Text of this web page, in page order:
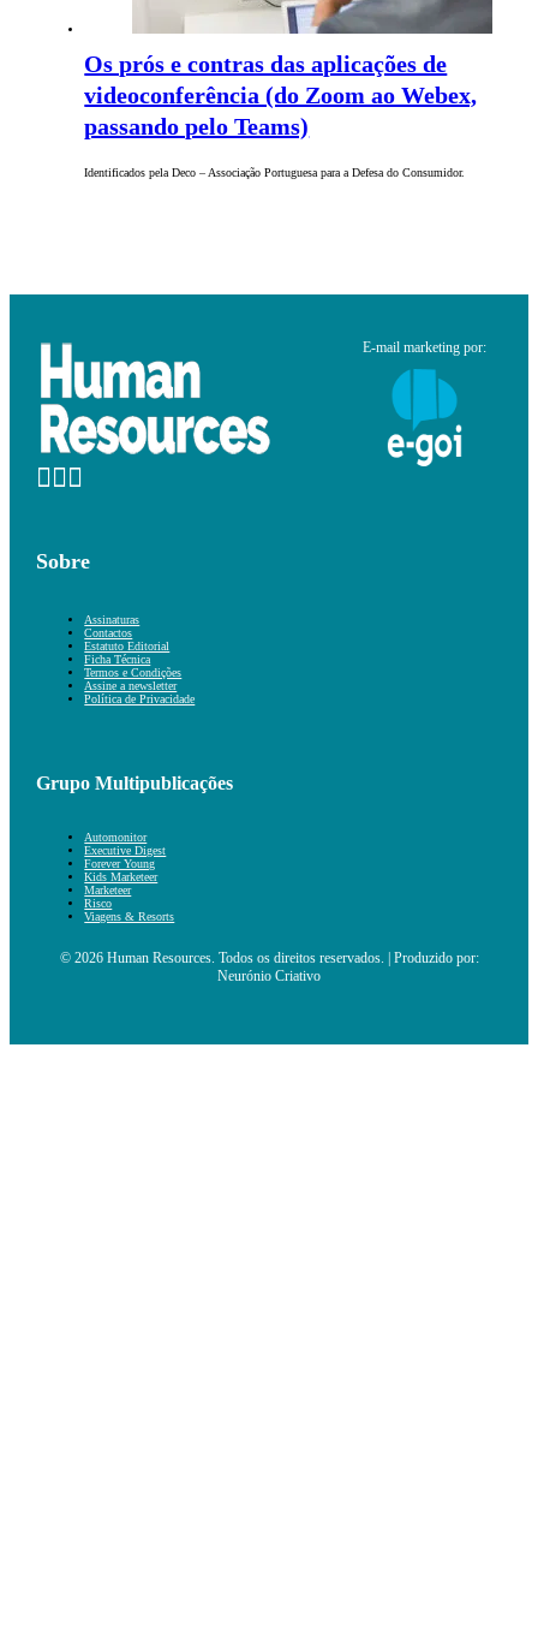
Os prós e contras das aplicações de
videoconferência (do Zoom ao Webex,
passando pelo Teams)
Identificados pela Deco – Associação Portuguesa para a Defesa do Consumidor.
E-mail marketing por:
Sobre
Assinaturas
Contactos
Estatuto Editorial
Ficha Técnica
Termos e Condições
Assine a newsletter
Política de Privacidade
Grupo Multipublicações
Automonitor
Executive Digest
Forever Young
Kids Marketeer
Marketeer
Risco
Viagens & Resorts
© 2026 Human Resources. Todos os direitos reservados. | Produzido por:
Neurónio Criativo